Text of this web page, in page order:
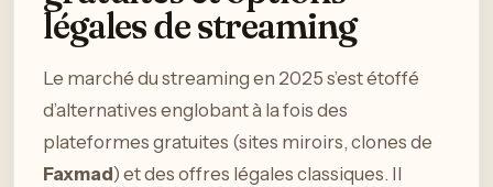
légales de streaming
Le marché du streaming en 2025 s’est étoffé
d’alternatives englobant à la fois des
plateformes gratuites (sites miroirs, clones de
Faxmad) et des offres légales classiques. Il